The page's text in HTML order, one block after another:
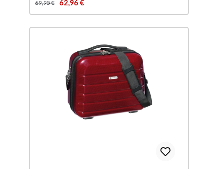
69,95 € 62,96 €